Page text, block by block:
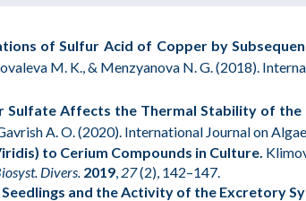
of Sulfur Acid of Copper by
M. K., & Menzyanova N. G. (2018).
Affects the Thermal Stability of the
A. O. (2020). International Journal on
to Cerium Compounds in Culture.
Divers. 2019, 27(2), 142–147.
and the Activity of the Excretory